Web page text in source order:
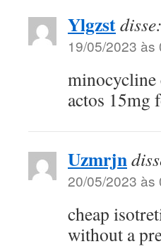
Ylgzstdisse:
19/05/2023 às
minocycline
actos 15mg
Uzmrjn
20/05/2023 às
cheap
without a